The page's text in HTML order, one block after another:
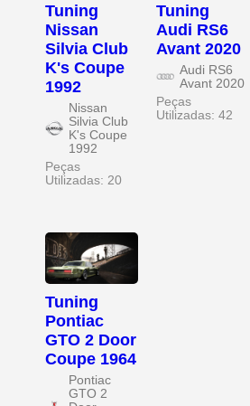
Tuning
Nissan
Silvia Club
K's Coupe
1992
Nissan
Silvia Club
K's Coupe
1992
Peças
Utilizadas: 20
Tuning
Audi RS6
Avant 2020
Audi RS6
Avant 2020
Peças
Utilizadas: 42
Tuning
Pontiac
GTO 2 Door
Coupe 1964
Pontiac
GTO 2